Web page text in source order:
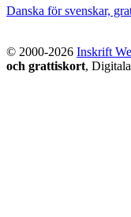
Danska för svenskar,
© 2000-2026 Inskrift
och grattiskort,